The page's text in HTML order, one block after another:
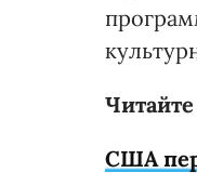
США